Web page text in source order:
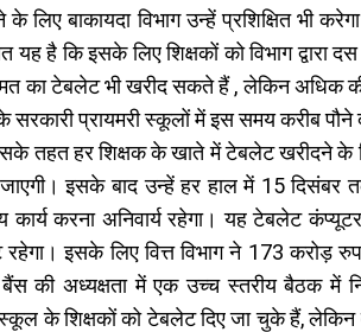
बाकायदा विभाग उन्हें प्रशिक्षित भी
यह है कि इसके लिए शिक्षकों को विभाग द्वारा
का टेबलेट भी खरीद सकते हैं , लेकिन अधिक
प्रायमरी स्कूलों में इस समय करीब पौने
तहत हर शिक्षक के खाते में टेबलेट खरीदने के
इसके बाद उन्हें हर हाल में 15 दिसंबर
करना अनिवार्य रहेगा। यह टेबलेट
इसके लिए वित्त विभाग ने 173 करोड़
की अध्यक्षता में एक उच्च स्तरीय बैठक में
के शिक्षकों को टेबलेट दिए जा चुके हैं, लेकिन